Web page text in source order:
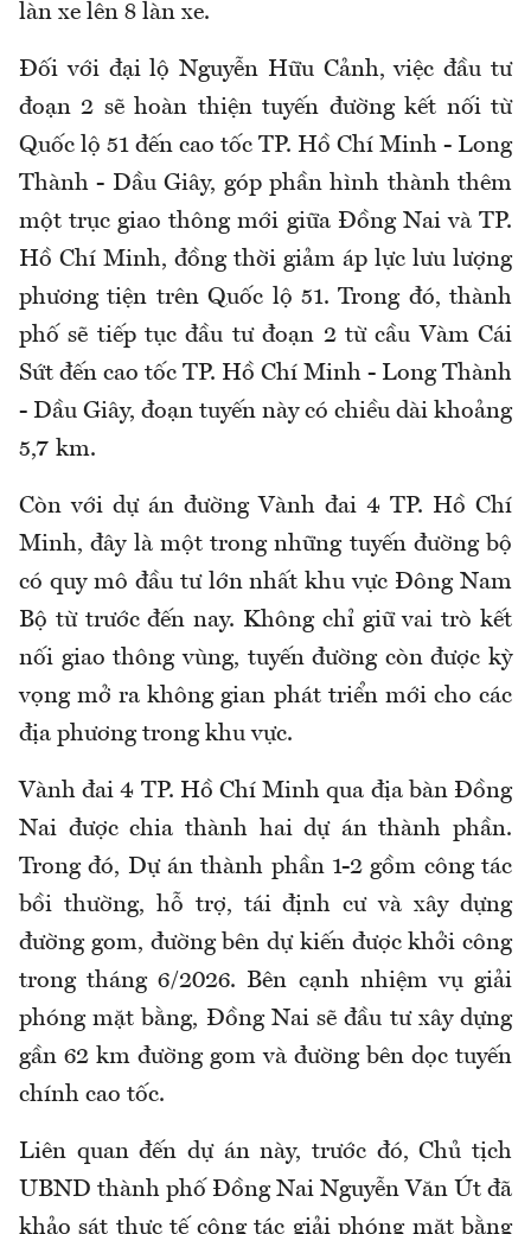
làn xe lên 8 làn xe.
Đối với đại lộ Nguyễn Hữu Cảnh, việc đầu tư
đoạn 2 sẽ hoàn thiện tuyến đường kết nối từ
Quốc lộ 51 đến cao tốc TP. Hồ Chí Minh - Long
Thành - Dầu Giây, góp phần hình thành thêm
một trục giao thông mới giữa Đồng Nai và TP.
Hồ Chí Minh, đồng thời giảm áp lực lưu lượng
phương tiện trên Quốc lộ 51. Trong đó, thành
phố sẽ tiếp tục đầu tư đoạn 2 từ cầu Vàm Cái
Sứt đến cao tốc TP. Hồ Chí Minh - Long Thành
- Dầu Giây, đoạn tuyến này có chiều dài khoảng
5,7 km.
Còn với dự án đường Vành đai 4 TP. Hồ Chí
Minh, đây là một trong những tuyến đường bộ
có quy mô đầu tư lớn nhất khu vực Đông Nam
Bộ từ trước đến nay. Không chỉ giữ vai trò kết
nối giao thông vùng, tuyến đường còn được kỳ
vọng mở ra không gian phát triển mới cho các
địa phương trong khu vực.
Vành đai 4 TP. Hồ Chí Minh qua địa bàn Đồng
Nai được chia thành hai dự án thành phần.
Trong đó, Dự án thành phần 1-2 gồm công tác
bồi thường, hỗ trợ, tái định cư và xây dựng
đường gom, đường bên dự kiến được khởi công
trong tháng 6/2026. Bên cạnh nhiệm vụ giải
phóng mặt bằng, Đồng Nai sẽ đầu tư xây dựng
gần 62 km đường gom và đường bên dọc tuyến
chính cao tốc.
Liên quan đến dự án này, trước đó, Chủ tịch
UBND thành phố Đồng Nai Nguyễn Văn Út đã
khảo sát thực tế công tác giải phóng mặt bằng